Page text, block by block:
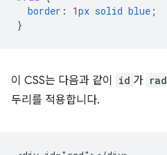
border : 1px solid blue ;
}
이 CSS는 다음과 같이 id 가 rad
두리를 적용합니다.